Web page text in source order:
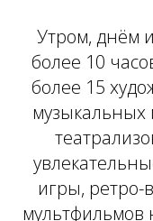
Утром, днём
более 10
более 15
музыкальных
игры, ретро-
мультфильмов